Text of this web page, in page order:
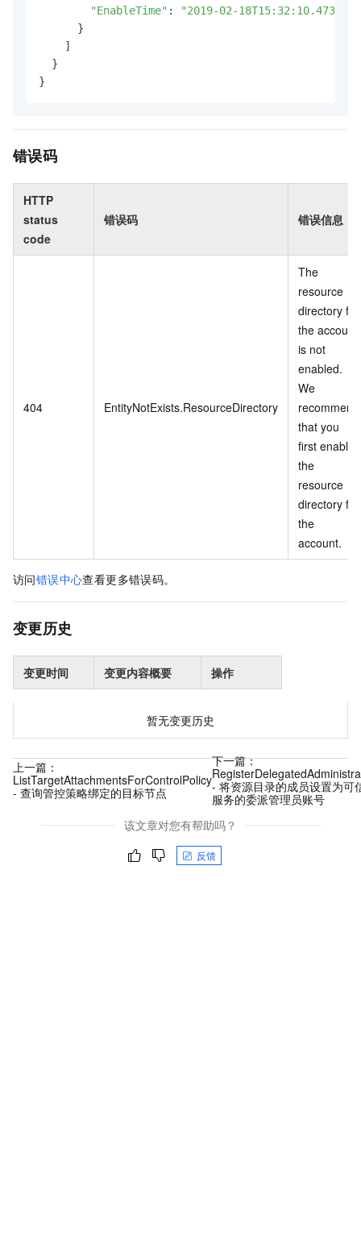
"EnableTime" :
"2019-02-18T15:32:10.473Z"
      }
    ]
  }
}
错误码
HTTP
status
code
错误码 错误信息
404 EntityNotExists.ResourceDirectory
The
resource
directory for
the account
is not
enabled.
We
recommend
that you
first enable
the
resource
directory for
the
account.
访问错误中心查看更多错误码。
变更历史
变更时间 变更内容概要 操作
暂无变更历史
上一篇：
ListTargetAttachmentsForControlPolicy
- 查询管控策略绑定的目标节点
下一篇：
- 将资源目录的成员设置为可
服务的委派管理员账号
该文章对您有帮助吗？
反馈